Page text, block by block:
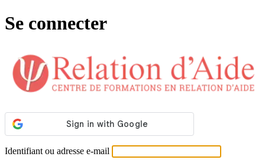
Se connecter
Identifiant ou adresse e-mail